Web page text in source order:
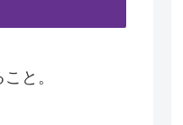
と。